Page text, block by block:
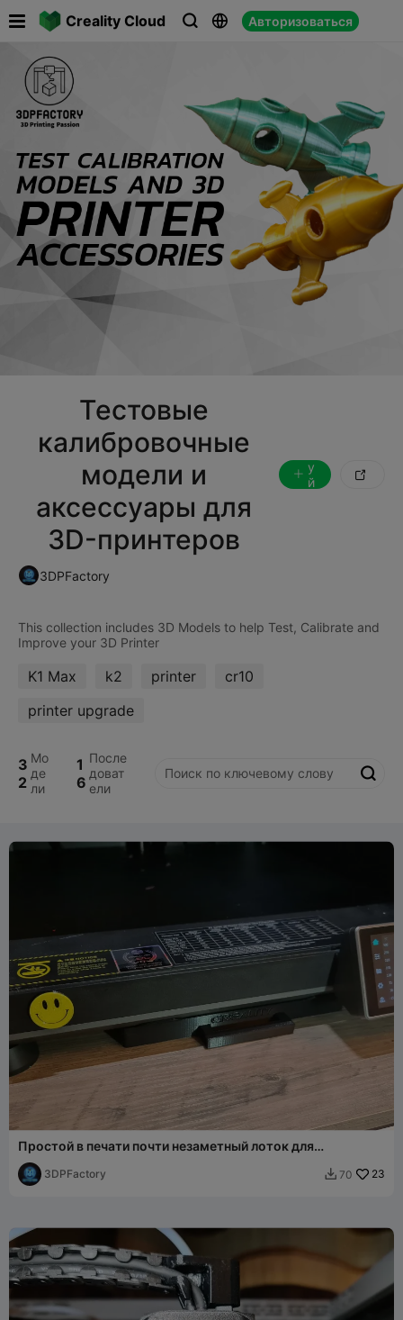
Creality Cloud   Авторизоваться
Тестовые
калибровочные
модели и
аксессуары для
3D-принтеров
у
й

3DPFactory
This collection includes 3D Models to help Test, Calibrate and
K1 Max k2 printer
cr10
printer upgrade
3
2
Мо
де
ли
1
6
После
доват
ели

Простой в печати почти незаметный лоток для
инструментов K1 K1C K1SE K1 Max
3DPFactory  70 23